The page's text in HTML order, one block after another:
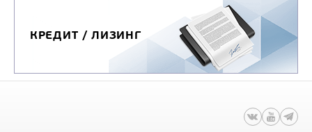
КРЕДИТ / ЛИЗИНГ